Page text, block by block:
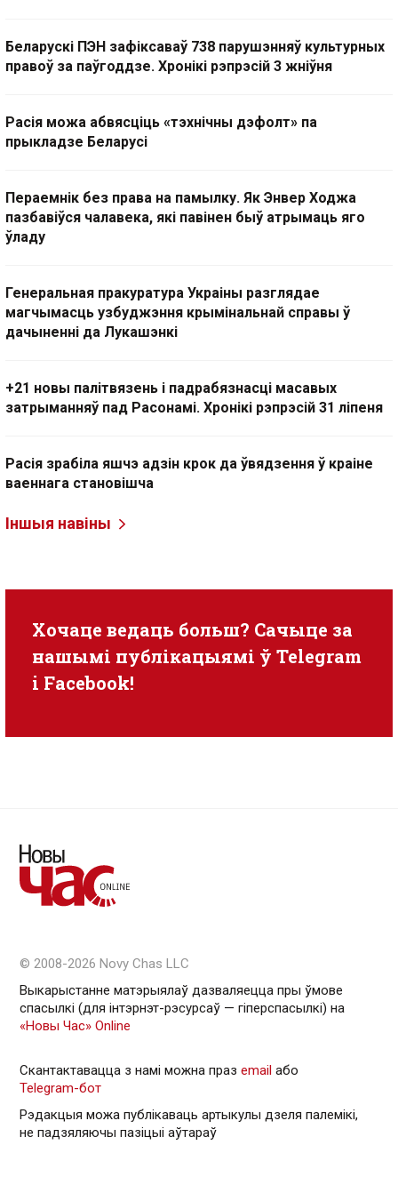
Беларускі ПЭН зафіксаваў 738 парушэнняў культурных
правоў за паўгоддзе. Хронікі рэпрэсій 3 жніўня
Расія можа абвясціць «тэхнічны дэфолт» па
прыкладзе Беларусі
Пераемнік без права на памылку. Як Энвер Ходжа
пазбавіўся чалавека, які павінен быў атрымаць яго
ўладу
Генеральная пракуратура Украіны разглядае
магчымасць узбуджэння крымінальнай справы ў
дачыненні да Лукашэнкі
+21 новы палітвязень і падрабязнасці масавых
затрыманняў пад Расонамі. Хронікі рэпрэсій 31 ліпеня
Расія зрабіла яшчэ адзін крок да ўвядзення ў краіне
ваеннага становішча
Іншыя навіны
Хочаце ведаць больш? Сачыце за
нашымі публікацыямі ў Telegram
i Facebook!
© 2008-2026 Novy Chas LLC
Выкарыстанне матэрыялаў дазваляецца пры ўмове
спасылкі (для інтэрнэт-рэсурсаў — гiперспасылкi) на
«Новы Час» Online
Скантактавацца з намі можна праз email або
Telegram-бот
Рэдакцыя можа публікаваць артыкулы дзеля палемікі,
не падзяляючы пазіцыі аўтараў